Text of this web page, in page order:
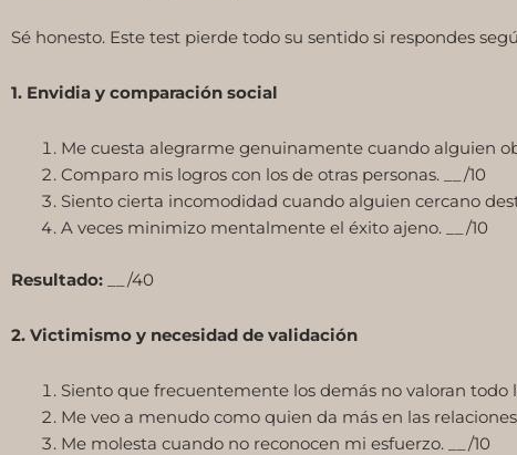
Sé honesto. Este test pierde todo su sentido si respondes
1. Envidia y comparación social
Me cuesta alegrarme genuinamente cuando alguien
Comparo mis logros con los de otras personas. __/10
Siento cierta incomodidad cuando alguien cercano
A veces minimizo mentalmente el éxito ajeno. __/10
Resultado: __/40
2. Victimismo y necesidad de validación
Siento que frecuentemente los demás no valoran todo
Me veo a menudo como quien da más en las
Me molesta cuando no reconocen mi esfuerzo. __/10